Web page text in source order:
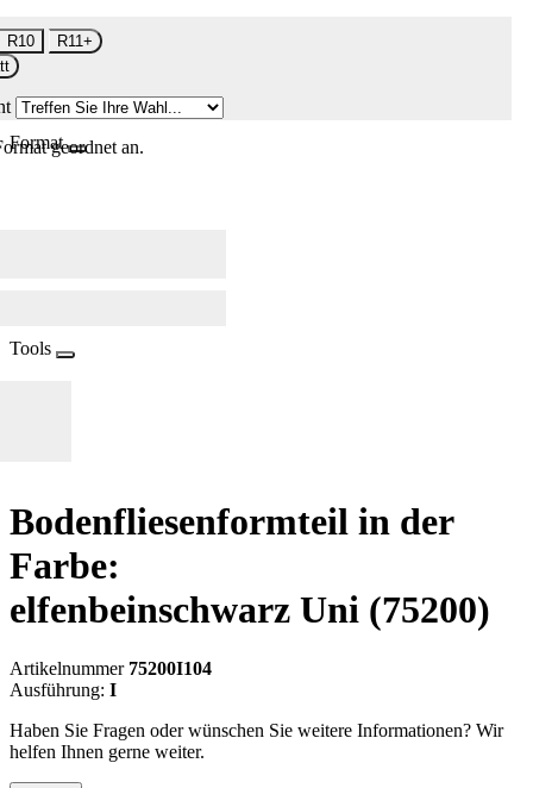
R10
R11+
Formatgeordnet an.
Tools
Bodenfliesenformteil in der
Farbe:
elfenbeinschwarz Uni (75200)
Artikelnummer 75200I104
Ausführung: I
Haben Sie Fragen oder wünschen Sie weitere Informationen? Wir
helfen Ihnen gerne weiter.